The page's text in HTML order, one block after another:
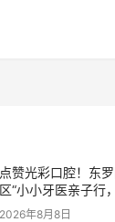
点赞光彩口腔！东
区“小小牙医亲子行
健康伴成长”亲子活动
2026年8月8日